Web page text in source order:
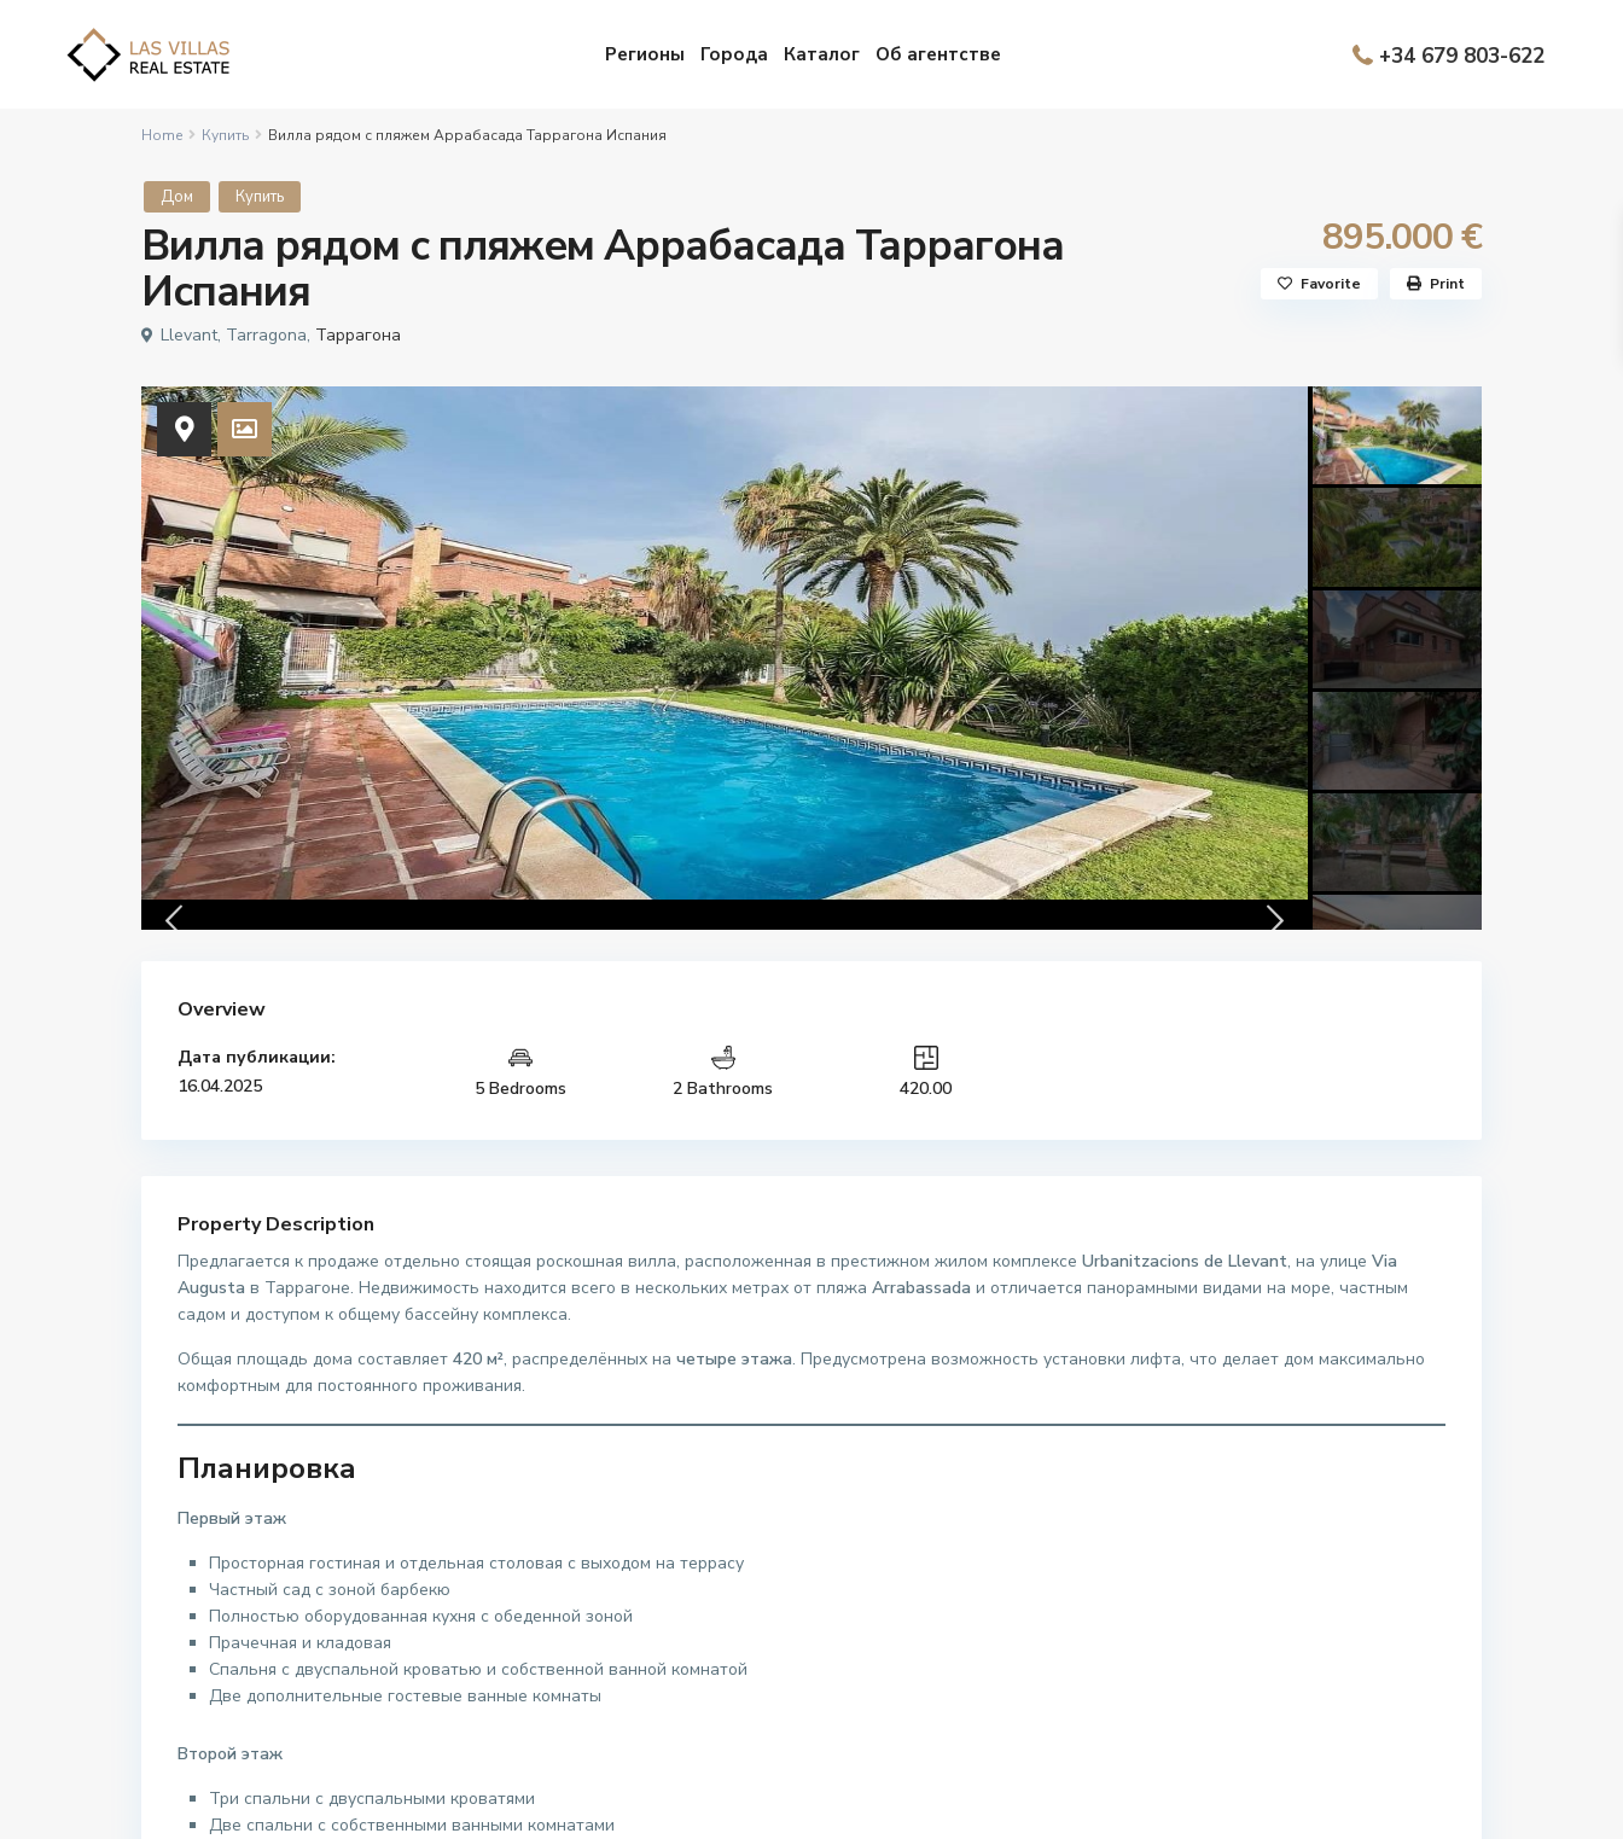
Регионы Города Каталог Об агентстве +34 679 803-622
Home Купить Вилла рядом с пляжем Аррабасада Таррагона Испания
Дом Купить
Вилла рядом с пляжем Аррабасада Таррагона
Испания
895.000 €
Llevant, Tarragona, Таррагона
Favorite Print
Overview
Дата публикации:
16.04.2025
5 Bedrooms 2 Bathrooms 420.00
Property Description
Предлагается к продаже отдельно стоящая роскошная вилла, расположенная в престижном жилом комплексе Urbanitzacions de Llevant, на улице Via
Augusta в Таррагоне. Недвижимость находится всего в нескольких метрах от пляжа Arrabassada и отличается панорамными видами на море, частным
садом и доступом к общему бассейну комплекса.
Общая площадь дома составляет 420 м², распределённых на четыре этажа. Предусмотрена возможность установки лифта, что делает дом максимально
комфортным для постоянного проживания.
Планировка
Первый этаж
Просторная гостиная и отдельная столовая с выходом на террасу
Частный сад с зоной барбекю
Полностью оборудованная кухня с обеденной зоной
Прачечная и кладовая
Спальня с двуспальной кроватью и собственной ванной комнатой
Две дополнительные гостевые ванные комнаты
Второй этаж
Три спальни с двуспальными кроватями
Две спальни с собственными ванными комнатами